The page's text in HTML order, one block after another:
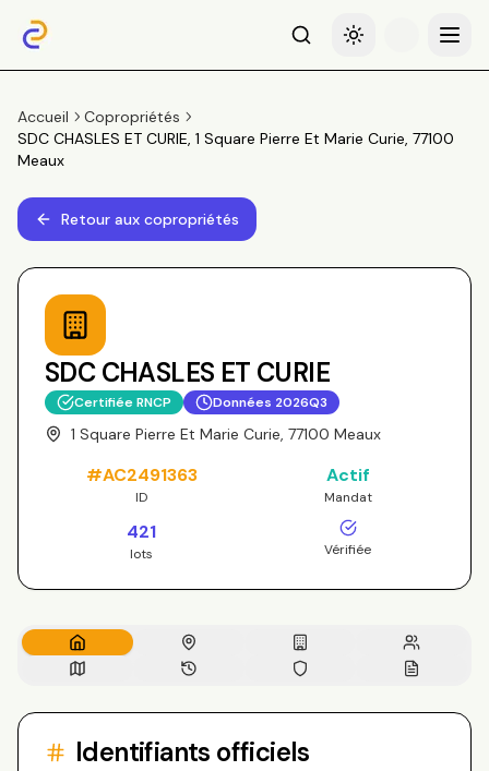
RechercheBasculer le thème
Menu
Accueil
Copropriétés
SDC CHASLES ET CURIE, 1 Square Pierre Et Marie Curie, 77100
Meaux
Retour aux copropriétés
SDC CHASLES ET CURIE
Certifiée RNCP Données 2026Q3
1 Square Pierre Et Marie Curie, 77100 Meaux
#AC2491363
ID
Actif
Mandat
421
lots Vérifiée
Identifiants officiels